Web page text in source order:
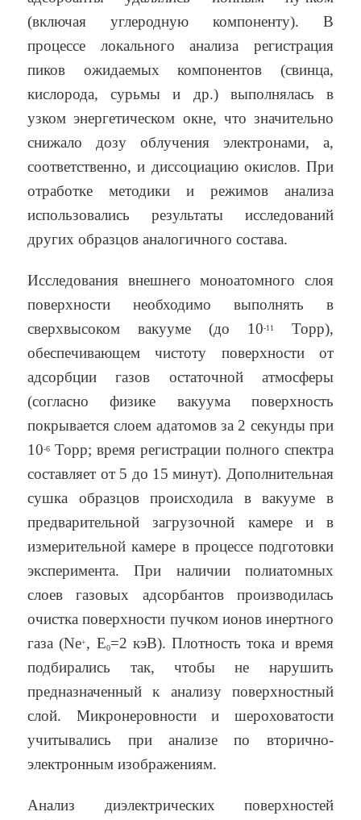
(включая углеродную компоненту). В
процессе локального анализа регистрация
пиков ожидаемых компонентов (свинца,
кислорода, сурьмы и др.) выполнялась в
узком энергетическом окне, что значительно
снижало дозу облучения электронами, а,
соответственно, и диссоциацию окислов. При
отработке методики и режимов анализа
использовались результаты исследований
других образцов аналогичного состава.
Исследования внешнего моноатомного слоя
поверхности необходимо выполнять в
сверхвысоком вакууме (до 10-11Торр),
обеспечивающем чистоту поверхности от
адсорбции газов остаточной атмосферы
(согласно физике вакуума поверхность
покрывается слоем адатомов за 2 секунды при
10-6 Торр; время регистрации полного спектра
составляет от 5 до 15 минут). Дополнительная
сушка образцов происходила в вакууме в
предварительной загрузочной камере и в
измерительной камере в процессе подготовки
эксперимента. При наличии полиатомных
слоев газовых адсорбантов производилась
очистка поверхности пучком ионов инертного
газа (Ne+, E0=2 кэВ). Плотность тока и время
подбирались так, чтобы не нарушить
предназначенный к анализу поверхностный
слой. Микронеровности и шероховатости
учитывались при анализе по вторично-
электронным изображениям.
Анализ диэлектрических поверхностей